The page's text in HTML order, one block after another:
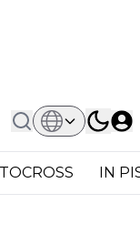
IN
Firma Con
Team